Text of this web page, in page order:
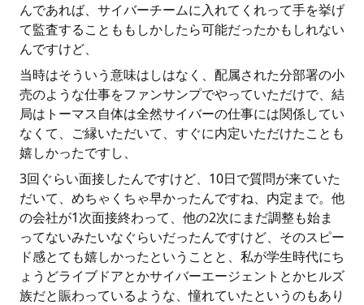
んであれば、サイバーチームに入れてくれって手を挙げ
て監査することももしかしたら可能だったかもしれない
んですけど、
当時はそういう意味はしはなく、配属された分部署の小
売のような仕事をファンサンプでやっていただけで、結
局はトーマス自体は全然サイバーの仕事には関係してい
なくて、ご縁いただいて、すぐに内定いただけたことも
嬉しかったですし、
3回ぐらい面接したんですけど、10日で質問が来ていた
だいて、めちゃくちゃ早かったんですね、内定まで。他
の会社が1次面接終わって、他の2次にまだ調整も始ま
ってないみたいなぐらいだったんですけど、そのスピー
ド感とても嬉しかったということと、私が学生時代にち
ょうどライブドアとかサイバーエージェントとかヒルズ
族だと賑わっているような、憧れていたというのもあり